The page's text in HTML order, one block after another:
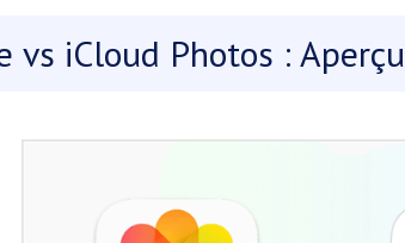
vs iCloud Photos : Aperçu